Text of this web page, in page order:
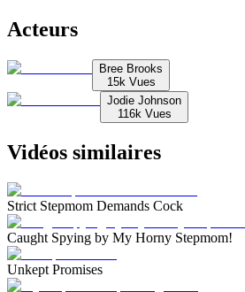
Acteurs
Bree Brooks
15k Vues
Jodie Johnson
116k Vues
Vidéos similaires
Strict Stepmom Demands Cock
Caught Spying by My Horny Stepmom!
Unkept Promises